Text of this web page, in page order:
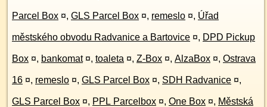
Parcel Box ¤, GLS Parcel Box ¤, remeslo ¤, Úřad
městského obvodu Radvanice a Bartovice ¤, DPD Pickup
Box ¤, bankomat ¤, toaleta ¤, Z-Box ¤, AlzaBox ¤, Ostrava
16 ¤, remeslo ¤, GLS Parcel Box ¤, SDH Radvanice ¤,
GLS Parcel Box ¤, PPL Parcelbox ¤, One Box ¤, Městská